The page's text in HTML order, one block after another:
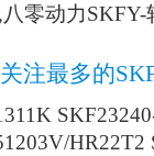
,八零动力
注最多的